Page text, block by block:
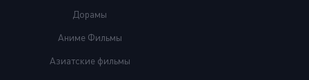
Дорамы
Аниме Фильмы
Азиатские фильмы